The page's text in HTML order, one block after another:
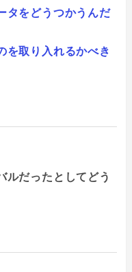
タをどうつかうんだ
を取り入れるかべき
ルだったとしてどう